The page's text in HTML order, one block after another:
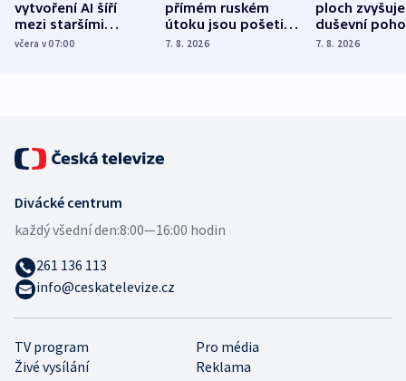
vytvoření AI šíří
mezi staršími
Poláky nebezpečné
včera v 07:00
přímém ruském
útoku jsou pošetilé,
míní estonský
7. 8. 2026
ploch zvyšuje
duševní
ukázala
7. 8. 2026
TV program
Pro média
Živé vysílání
Reklama
Divácké centrum
každý všední den:8:00—16:00 hodin
261 136 113
info@ceskatelevize.cz